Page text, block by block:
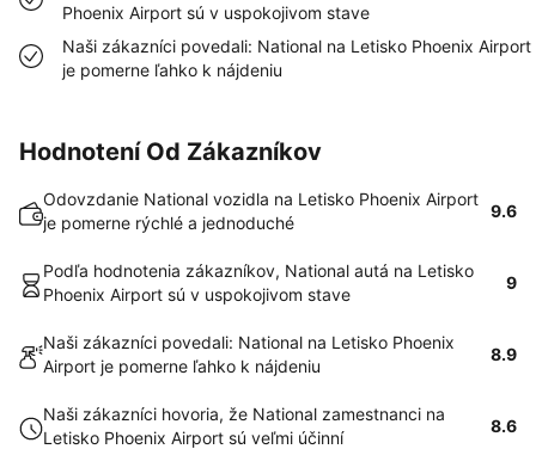
Phoenix Airport sú v uspokojivom stave
Naši zákazníci povedali: National na Letisko Phoenix Airport
je pomerne ľahko k nájdeniu
Hodnotení Od Zákazníkov
Odovzdanie National vozidla na Letisko Phoenix Airport
je pomerne rýchlé a jednoduché
9.6
Podľa hodnotenia zákazníkov, National autá na Letisko
Phoenix Airport sú v uspokojivom stave
9
Naši zákazníci povedali: National na Letisko Phoenix
Airport je pomerne ľahko k nájdeniu
8.9
Naši zákazníci hovoria, že National zamestnanci na
Letisko Phoenix Airport sú veľmi účinní
8.6